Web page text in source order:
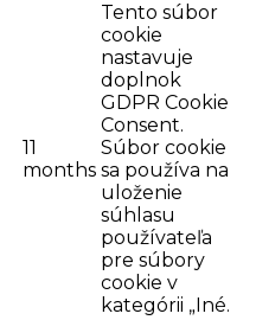
11
months
Tento súbor
cookie
nastavuje
doplnok
GDPR Cookie
Consent.
Súbor cookie
sa používa na
uloženie
súhlasu
používateľa
pre súbory
cookie v
kategórii „Iné.